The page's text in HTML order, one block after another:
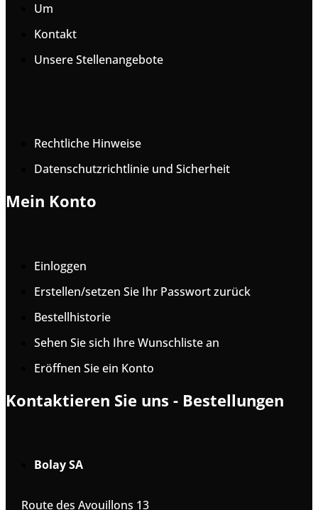
Um
Kontakt
Unsere Stellenangebote
Rechtliche Hinweise
Datenschutzrichtlinie und Sicherheit
Mein Konto
Einloggen
Erstellen/setzen Sie Ihr Passwort zurück
Bestellhistorie
Sehen Sie sich Ihre Wunschliste an
Eröffnen Sie ein Konto
Kontaktieren Sie uns - Bestellungen
Bolay SA
Route des Avouillons 13